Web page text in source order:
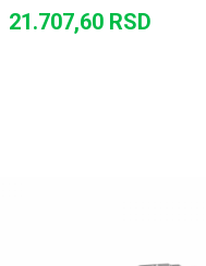
21.707,60 RSD